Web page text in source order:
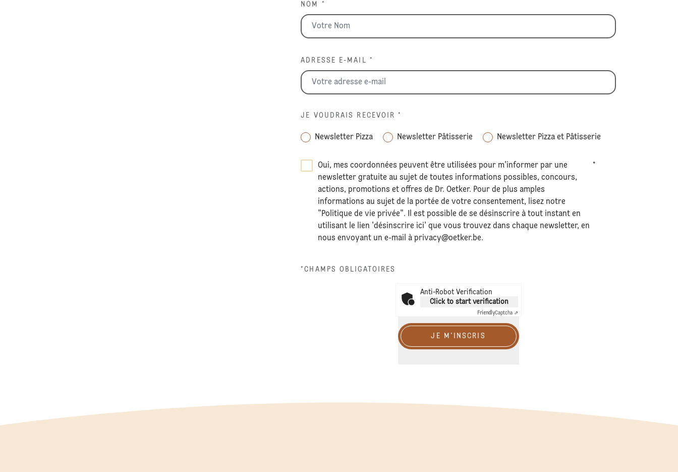
NOM *
ADRESSE E-MAIL *
JE VOUDRAIS RECEVOIR *
Newsletter Pizza Newsletter Pâtisserie Newsletter Pizza et Pâtisserie
Oui, mes coordonnées peuvent être utilisées pour m'informer par une
newsletter gratuite au sujet de toutes informations possibles, concours,
actions, promotions et offres de Dr. Oetker. Pour de plus amples
informations au sujet de la portée de votre consentement, lisez notre
"Politique de vie privée". Il est possible de se désinscrire à tout instant en
utilisant le lien 'désinscrire ici' que vous trouvez dans chaque newsletter, en
nous envoyant un e-mail àprivacy@oetker.be.
*
*CHAMPS OBLIGATOIRES
Anti-Robot Verification
Click to start verification
FriendlyCaptcha ⇗
JE M'INSCRIS